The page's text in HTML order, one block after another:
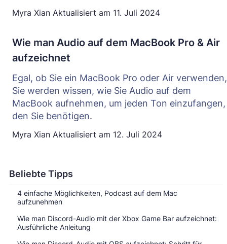
Beliebte Tipps
4 einfache Möglichkeiten, Podcast auf dem Mac
aufzunehmen
Wie man Discord-Audio mit der Xbox Game Bar aufzeichnet:
Ausführliche Anleitung
Myra Xian Aktualisiert am 11. Juli 2024
Wie man Audio auf dem MacBook Pro & Air
aufzeichnet
Egal, ob Sie ein MacBook Pro oder Air verwenden,
Sie werden wissen, wie Sie Audio auf dem
MacBook aufnehmen, um jeden Ton einzufangen,
den Sie benötigen.
Myra Xian Aktualisiert am 12. Juli 2024